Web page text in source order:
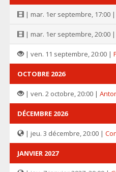
| mar. 1er septembre, 17:00 |
| mar. 1er septembre, 20:00 |
| ven. 11 septembre, 20:00 |
OCTOBRE 2026
| ven. 2 octobre, 20:00 |
DÉCEMBRE 2026
| jeu. 3 décembre, 20:00 |
JANVIER 2027